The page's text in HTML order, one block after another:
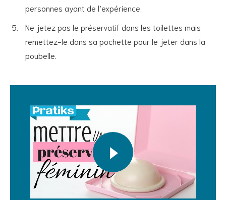
personnes ayant de l’expérience.
Ne jetez pas le préservatif dans les toilettes mais
remettez-le dans sa pochette pour le jeter dans la
poubelle.